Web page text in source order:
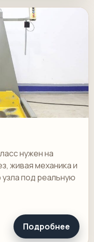
нужен на
живая механика и
под реальную
Подробнее